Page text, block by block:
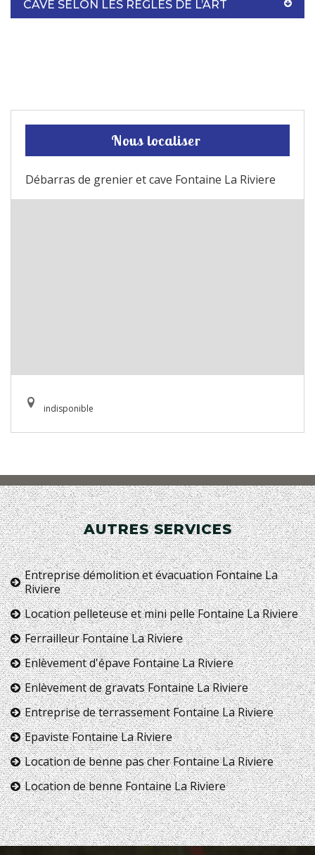
CAVE SELON LES RÈGLES DE L’ART
Nous localiser
Débarras de grenier et cave Fontaine La Riviere
indisponible
AUTRES SERVICES
Entreprise démolition et évacuation Fontaine La
Riviere
Location pelleteuse et mini pelle Fontaine La Riviere
Ferrailleur Fontaine La Riviere
Enlèvement d'épave Fontaine La Riviere
Enlèvement de gravats Fontaine La Riviere
Entreprise de terrassement Fontaine La Riviere
Epaviste Fontaine La Riviere
Location de benne pas cher Fontaine La Riviere
Location de benne Fontaine La Riviere